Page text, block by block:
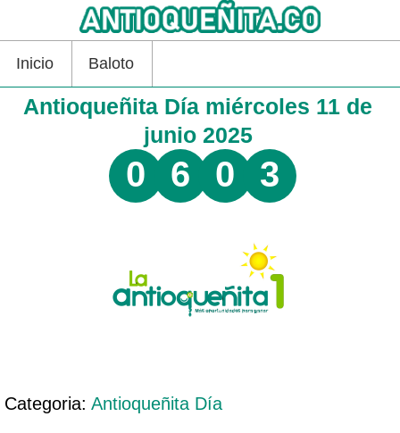
Inicio Baloto
Antioqueñita Día miércoles 11 de
junio 2025
0 6 0 3
Categoria: Antioqueñita Día